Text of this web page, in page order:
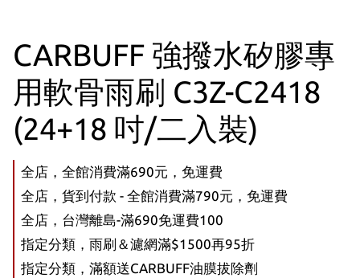
CARBUFF 強撥水矽膠專
用軟骨雨刷 C3Z-C2418
(24+18 吋/二入裝)
全店，全館消費滿690元，免運費
全店，貨到付款 - 全館消費滿790元，免運費
全店，台灣離島-滿690免運費100
指定分類，雨刷＆濾網滿$1500再95折
指定分類，滿額送CARBUFF油膜拔除劑